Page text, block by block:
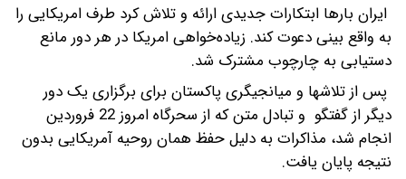
ایران بارها ابتکارات جدیدی ارائه و تلاش کرد طرف امریکایی را
به واقع بینی دعوت کند. زیاده‌خواهی امریکا در هر دور مانع
دستیابی به چارچوب مشترک شد.
پس از تلاشها و میانجیگری پاکستان برای برگزاری یک دور
دیگر از گفتگو و تبادل متن که از سحرگاه امروز 22 فروردین
انجام شد، مذاکرات به دلیل حفظ همان روحیه آمریکایی بدون
نتیجه پایان یافت.